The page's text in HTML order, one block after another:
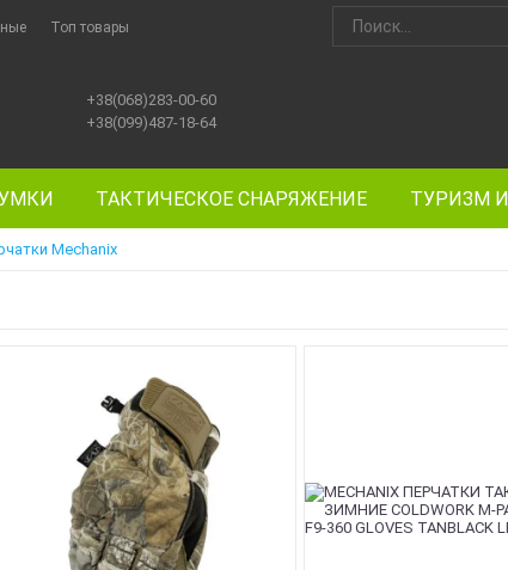
Топ товары
+38(068)283-00-60
+38(099)487-18-64
ТАКТИЧЕСКОЕ СНАРЯЖЕНИЕ ТУРИЗМ
Mechanix